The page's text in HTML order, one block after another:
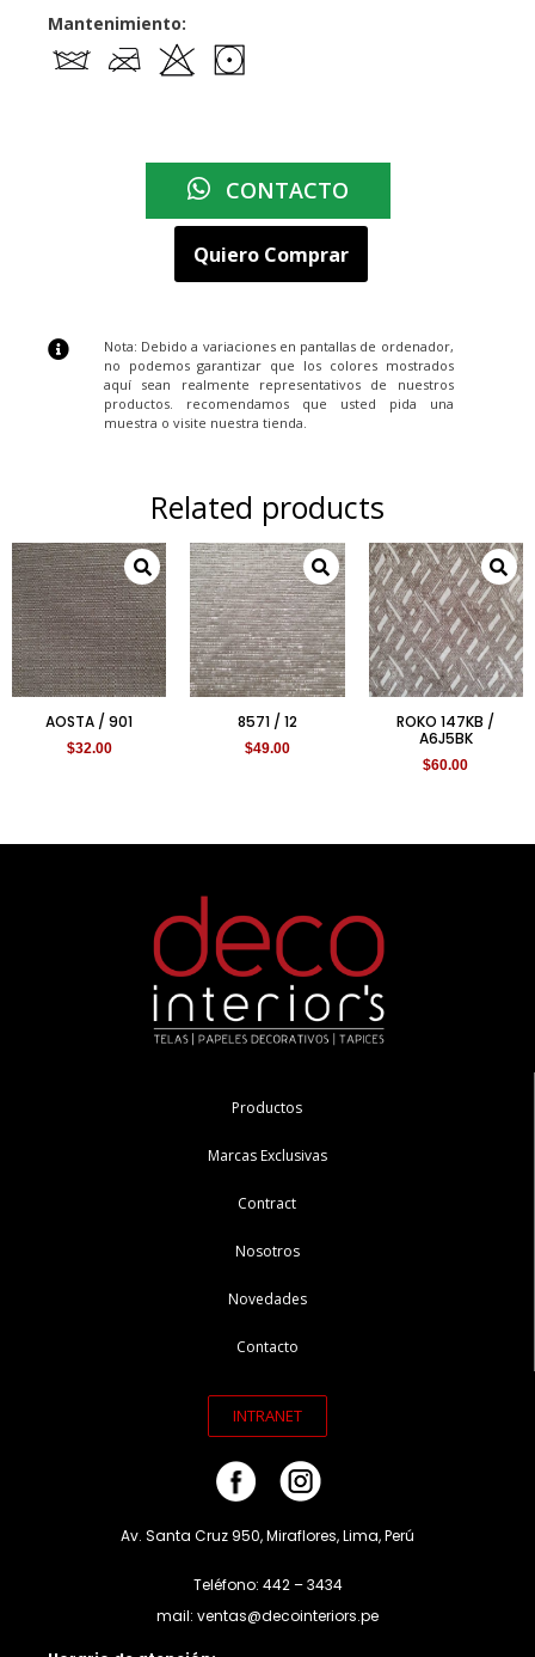
Mantenimiento:
CONTACTO
Quiero Comprar
Nota: Debido a variaciones en pantallas de ordenador,
no podemos garantizar que los colores mostrados
aquí sean realmente representativos de nuestros
productos. recomendamos que usted pida una
muestra o visite nuestra tienda.
Related products
AOSTA / 901
$32.00
8571 / 12
$49.00
ROKO 147KB /
A6J5BK
$60.00
Productos
Marcas Exclusivas
Contract
Nosotros
Novedades
Contacto
INTRANET
Av. Santa Cruz 950, Miraflores, Lima, Perú
Teléfono: 442 – 3434
mail: ventas@decointeriors.pe